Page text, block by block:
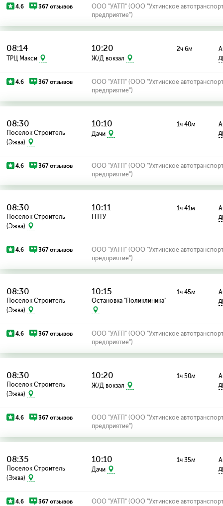
4.6 367 отзывов
ООО "УАТП" (ООО "Ухтинское
предприятие")
08:14
ТРЦ Макси
10:20
Ж/Д вокзал
2ч 6м
4.6 367 отзывов
ООО "УАТП" (ООО "Ухтинское
предприятие")
08:30
Поселок Строитель
(Эжва)
10:10
Дачи
1ч 40м
4.6 367 отзывов
ООО "УАТП" (ООО "Ухтинское
предприятие")
08:30
Поселок Строитель
(Эжва)
10:11
ГПТУ
1ч 41м
4.6 367 отзывов
ООО "УАТП" (ООО "Ухтинское
предприятие")
08:30
Поселок Строитель
(Эжва)
10:15
Остановка "Поликлиника"
1ч 45м
4.6 367 отзывов
ООО "УАТП" (ООО "Ухтинское
предприятие")
08:30
Поселок Строитель
(Эжва)
10:20
Ж/Д вокзал
1ч 50м
4.6 367 отзывов
ООО "УАТП" (ООО "Ухтинское
предприятие")
08:35
Поселок Строитель
(Эжва)
10:10
Дачи
1ч 35м
4.6 367 отзывов
ООО "УАТП" (ООО "Ухтинское